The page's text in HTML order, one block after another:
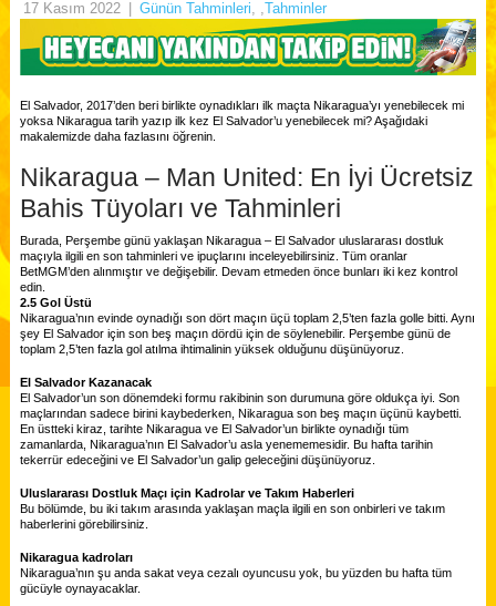
17 Kasım 2022
Günün Tahminleri, ,Tahminler
El Salvador, 2017’den beri birlikte oynadıkları ilk maçta Nikaragua’yı yenebilecek mi
yoksa Nikaragua tarih yazıp ilk kez El Salvador’u yenebilecek mi? Aşağıdaki
makalemizde daha fazlasını öğrenin.
Nikaragua – Man United: En İyi Ücretsiz
Bahis Tüyoları ve Tahminleri
Burada, Perşembe günü yaklaşan Nikaragua – El Salvador uluslararası dostluk
maçıyla ilgili en son tahminleri ve ipuçlarını inceleyebilirsiniz. Tüm oranlar
BetMGM’den alınmıştır ve değişebilir. Devam etmeden önce bunları iki kez kontrol
edin.
2.5 Gol Üstü
Nikaragua’nın evinde oynadığı son dört maçın üçü toplam 2,5’ten fazla golle bitti. Aynı
şey El Salvador için son beş maçın dördü için de söylenebilir. Perşembe günü de
toplam 2,5’ten fazla gol atılma ihtimalinin yüksek olduğunu düşünüyoruz.
El Salvador Kazanacak
El Salvador’un son dönemdeki formu rakibinin son durumuna göre oldukça iyi. Son
maçlarından sadece birini kaybederken, Nikaragua son beş maçın üçünü kaybetti.
En üstteki kiraz, tarihte Nikaragua ve El Salvador’un birlikte oynadığı tüm
zamanlarda, Nikaragua’nın El Salvador’u asla yenememesidir. Bu hafta tarihin
tekerrür edeceğini ve El Salvador’un galip geleceğini düşünüyoruz.
Uluslararası Dostluk Maçı için Kadrolar ve Takım Haberleri
Bu bölümde, bu iki takım arasında yaklaşan maçla ilgili en son onbirleri ve takım
haberlerini görebilirsiniz.
Nikaragua kadroları
Nikaragua’nın şu anda sakat veya cezalı oyuncusu yok, bu yüzden bu hafta tüm
gücüyle oynayacaklar.